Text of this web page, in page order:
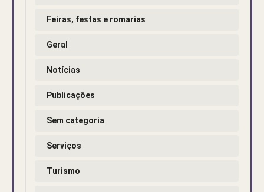
Feiras, festas e romarias
Geral
Notícias
Publicações
Sem categoria
Serviços
Turismo